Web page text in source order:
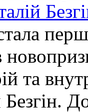
та